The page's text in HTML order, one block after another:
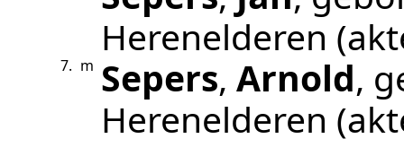
Herenelderen
7. m Sepers, Arnold,
Herenelderen